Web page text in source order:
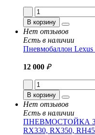
В корзину
Нет отзывов
Есть в наличии
Пневмобаллон
12 000 ₽
В корзину
Нет отзывов
Есть в наличии
ПНЕВМОСТОЙКА
RX330, RX350,